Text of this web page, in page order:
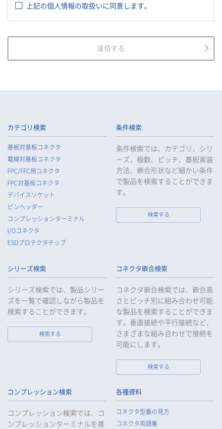
2.
当社は、お客様等の個人情報を適正に取得し、法令で不要とさ
れている場合を除き、お客様等の個人情報の利用目的を通知又
当社は、お客様等の個人データについて、不正アクセス、漏え
い、滅失又は毀損等の防止に努め、個人データの管理のために
られるよう、必要かつ適切な監督を行います。
様等の個人データの安全管理が図られるよう必要かつ適切な監
督を行います。
当社は、法令で例外として定められている場合を除き、お客様
等の個人データをあらかじめ、ご本人の同意を得ることなく第
三者に提供することはいたしません。
当社は、法令で不要とされている場合を除き、第三者に個人デ
ータを提供したとき、又は受けたときは、法令で定められた確
認・記録義務を適正に履行いたします。
9. 当社は、個人情報の漏えい等の事故が発生した場合は、お客様
等の保護を最優先する考えのもと、被害を最小限にとどめるた
めに合理的な範囲で速やかに対応し、再発防止に向けた取り組
みを行います。
当社は、個人情報報保護のための管理体制および取り組みを継
続的に見直し、定期的に評価を実施し、その改善に努めてまい
ります。
個人情報の取得
当社は、当社サービスの提供にあたり、お客様等の氏名、住
所、電話番号、電子メールアドレス、勤務先情報（所属会社
上記の個人情報の取扱いに同意します。
送信する
カテゴリ検索
基板対基板コネクタ
電線対基板コネクタ
FPC/FFC用コネクタ
FPC対基板コネクタ
デバイスソケット
ピンヘッダー
コンプレッションターミナル
I/Oコネクタ
ESDプロテクタチップ
条件検索
条件検索では、カテゴリ、シリ
ーズ、極数、ピッチ、基板実装
方法、嵌合形状など細かい条件
で製品を検索することができま
す。
検索する
シリーズ検索
シリーズ検索では、製品シリー
ズを一覧で確認しながら製品を
検索することができます。
検索する
コネクタ嵌合検索
コネクタ嵌合検索では、嵌合高
さとピッチ別に組み合わせ可能
な製品を検索することができま
す。垂直接続や平行接続など、
さまざまな組み合わせで接続を
可能にします。
検索する
コンプレッション検索
コンプレッション検索では、コ
ンプレッションターミナルを推
各種資料
コネクタ型番の見方
コネクタ用語集